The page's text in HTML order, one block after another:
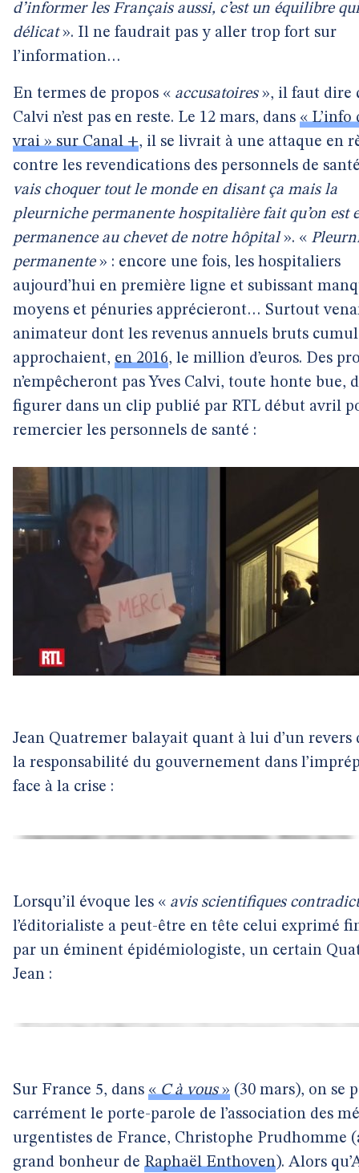
d’informer les Français aussi, c’est un équilibre
délicat». Il ne faudrait pas y aller trop fort sur
l’information…
En termes de propos « accusatoires», il faut dire
Calvi n’est pas en reste. Le 12 mars, dans « L’info
vrai » sur Canal +, il se livrait à une attaque en
contre les revendications des personnels de
vais choquer tout le monde en disant ça mais la
pleurniche permanente hospitalière fait qu’on est
permanence au chevet de notre hôpital». «
permanente» : encore une fois, les hospitaliers
aujourd’hui en première ligne et subissant
moyens et pénuries apprécieront… Surtout
animateur dont les revenus annuels bruts
approchaient, en 2016, le million d’euros. Des
n’empêcheront pas Yves Calvi, toute honte bue,
figurer dans un clip publié par RTL début avril
remercier les personnels de santé :
Jean Quatremer balayait quant à lui d’un revers
la responsabilité du gouvernement dans
face à la crise :
Lorsqu’il évoque les « avis scientifiques
l’éditorialiste a peut-être en tête celui exprimé
par un éminent épidémiologiste, un certain
Jean :
Sur France 5, dans «C à vous» (30 mars), on se
carrément le porte-parole de l’association des
urgentistes de France, Christophe Prudhomme
grand bonheur de Raphaël Enthoven). Alors